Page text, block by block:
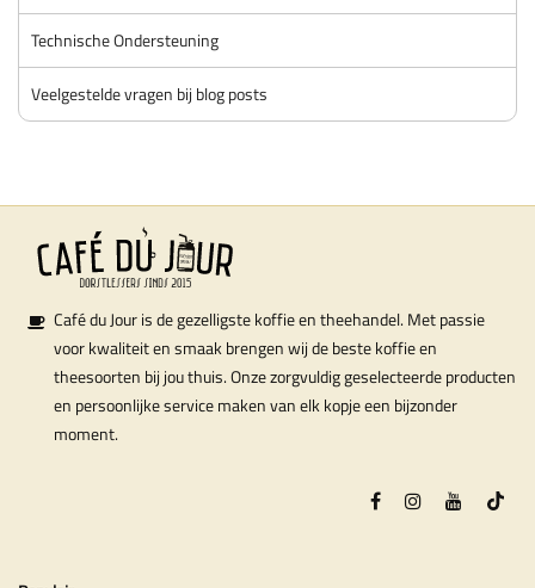
Technische Ondersteuning
Veelgestelde vragen bij blog posts
Café du Jour is de gezelligste koffie en theehandel. Met passie
voor kwaliteit en smaak brengen wij de beste koffie en
theesoorten bij jou thuis. Onze zorgvuldig geselecteerde producten
en persoonlijke service maken van elk kopje een bijzonder
moment.